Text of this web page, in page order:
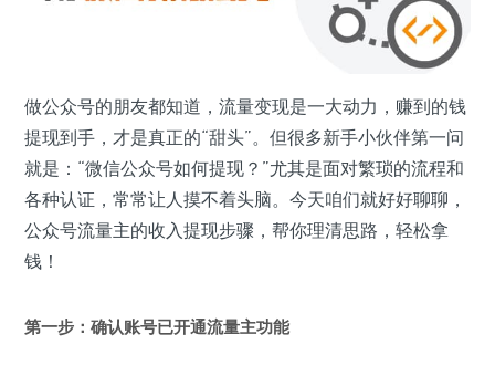
做公众号的朋友都知道，流量变现是一大动力，赚到的钱
提现到手，才是真正的“甜头”。但很多新手小伙伴第一问
就是：“微信公众号如何提现？”尤其是面对繁琐的流程和
各种认证，常常让人摸不着头脑。今天咱们就好好聊聊，
公众号流量主的收入提现步骤，帮你理清思路，轻松拿
钱！
第一步：确认账号已开通流量主功能